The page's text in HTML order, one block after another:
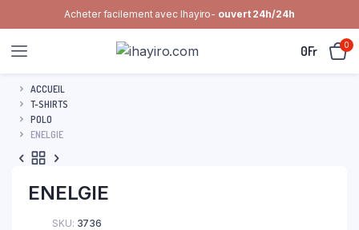
Acheter facilement avec Ihayiro- ouvert 24h/24h
0Fr 0
ACCUEIL
T-SHIRTS
POLO
ENELGIE
ENELGIE
SKU: 3736